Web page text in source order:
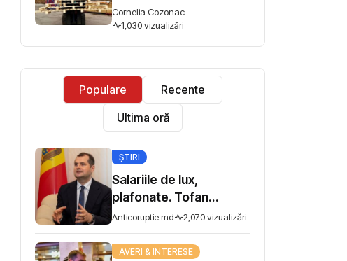
lemn tăiat ilegal și cere
intervenția premierului:
"Concurez cu firme
primă din pădure tăiată
ilegal"
Cornelia Cozonac
1,030 vizualizări
Populare
Recente
Ultima oră
ȘTIRI
Salariile de lux,
plafonate. Tofan
propune moratoriu
pentru prime și
bonusuri
Anticoruptie.md 2,070 vizualizări
AVERI & INTERESE